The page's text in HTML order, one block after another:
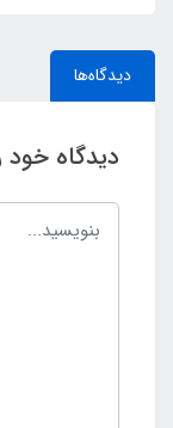
دیدگاه‌ها
دیدگاه خود